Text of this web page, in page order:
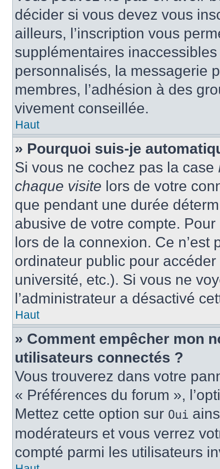
décider si vous devez vous
ailleurs, l’inscription vous
supplémentaires
personnalisés, la messagerie
membres, l’adhésion à des
vivement conseillée.
Haut
» Pourquoi suis-je
Si vous ne cochez pas la case
chaque visite lors de votre
que pendant une durée
abusive de votre compte.
lors de la connexion. Ce
ordinateur public pour
université, etc.). Si vous ne
l’administrateur a désactivé
Haut
» Comment empêcher mon
utilisateurs connectés ?
Vous trouverez dans votre
« Préférences du forum »,
Mettez cette option sur Oui
modérateurs et vous verrez
compté parmi les utilisateurs